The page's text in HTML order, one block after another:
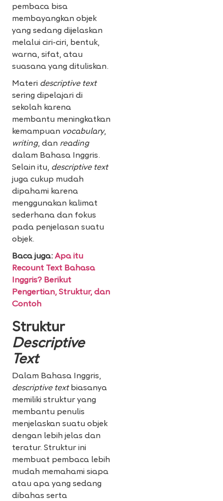
pembaca bisa
membayangkan objek
yang sedang dijelaskan
melalui ciri-ciri, bentuk,
warna, sifat, atau
suasana yang dituliskan.
Materi descriptive text
sering dipelajari di
sekolah karena
membantu meningkatkan
kemampuan vocabulary,
writing, dan reading
dalam Bahasa Inggris.
Selain itu, descriptive text
juga cukup mudah
dipahami karena
menggunakan kalimat
sederhana dan fokus
pada penjelasan suatu
objek.
Baca juga: Apa itu
Recount Text Bahasa
Inggris? Berikut
Pengertian, Struktur, dan
Contoh
Struktur
Descriptive
Text
Dalam Bahasa Inggris,
descriptive text biasanya
memiliki struktur yang
membantu penulis
menjelaskan suatu objek
dengan lebih jelas dan
teratur. Struktur ini
membuat pembaca lebih
mudah memahami siapa
atau apa yang sedang
dibahas serta